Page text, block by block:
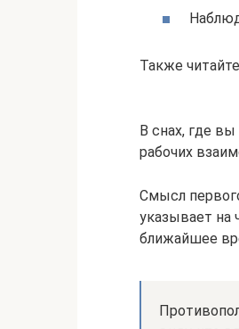
Также
В снах, где
рабочих
Смысл
указывает на
ближайшее